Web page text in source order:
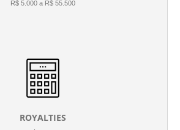
R$ 5.000 a R$ 55.500
ROYALTIES